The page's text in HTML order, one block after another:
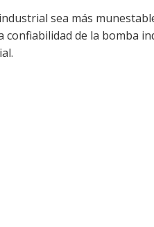
sea más
de la bomba